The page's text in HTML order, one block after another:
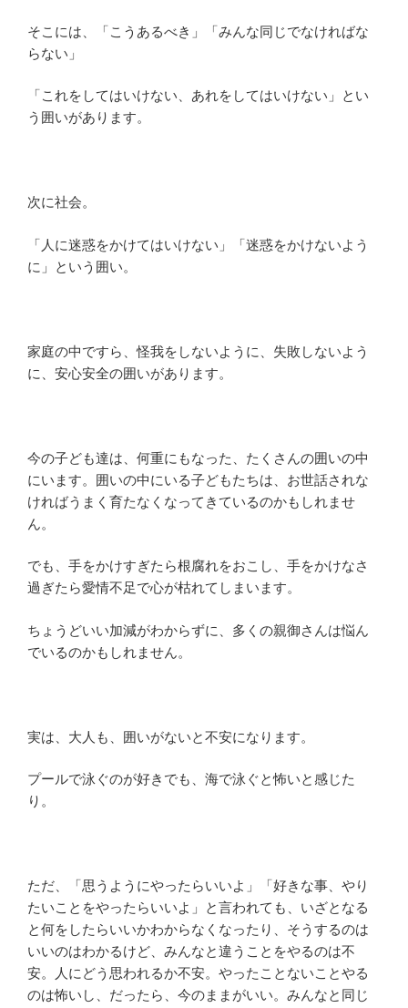
そこには、「こうあるべき」「みんな同じでなければな
らない」
「これをしてはいけない、あれをしてはいけない」とい
う囲いがあります。
次に社会。
「人に迷惑をかけてはいけない」「迷惑をかけないよう
に」という囲い。
家庭の中ですら、怪我をしないように、失敗しないよう
に、安心安全の囲いがあります。
今の子ども達は、何重にもなった、たくさんの囲いの中
にいます。囲いの中にいる子どもたちは、お世話されな
ければうまく育たなくなってきているのかもしれませ
ん。
でも、手をかけすぎたら根腐れをおこし、手をかけなさ
過ぎたら愛情不足で心が枯れてしまいます。
ちょうどいい加減がわからずに、多くの親御さんは悩ん
でいるのかもしれません。
実は、大人も、囲いがないと不安になります。
プールで泳ぐのが好きでも、海で泳ぐと怖いと感じた
り。
ただ、「思うようにやったらいいよ」「好きな事、やり
たいことをやったらいいよ」と言われても、いざとなる
と何をしたらいいかわからなくなったり、そうするのは
いいのはわかるけど、みんなと違うことをやるのは不
安。人にどう思われるか不安。やったことないことやる
のは怖いし、だったら、今のままがいい。みんなと同じ